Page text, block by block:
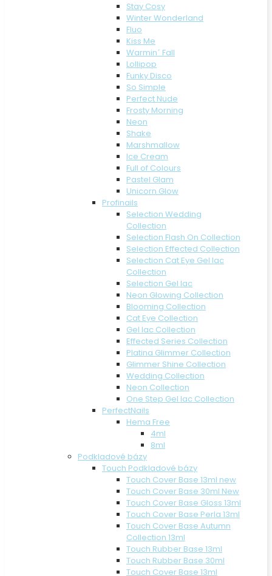
Stay Cosy
Winter Wonderland
Fluo
Kiss Me
Warmin´ Fall
Lollipop
Funky Disco
So Simple
Perfect Nude
Frosty Morning
Neon
Shake
Marshmallow
Ice Cream
Full of Colours
Pastel Glam
Unicorn Glow
Profinails
Selection Wedding
Collection
Selection Flash On Collection
Selection Effected Collection
Selection Cat Eye Gel lac
Collection
Selection Gel lac
Neon Glowing Collection
Blooming Collection
Cat Eye Collection
Gel lac Collection
Effected Series Collection
Platina Glimmer Collection
Glimmer Shine Collection
Wedding Collection
Neon Collection
One Step Gel lac Collection
PerfectNails
Hema Free
4ml
8ml
Podkladové bázy
Touch Podkladové bázy
Touch Cover Base 13ml new
Touch Cover Base 30ml New
Touch Cover Base Gloss 13ml
Touch Cover Base Perla 13ml
Touch Cover Base Autumn
Collection 13ml
Touch Rubber Base 13ml
Touch Rubber Base 30ml
Touch Cover Base 13ml